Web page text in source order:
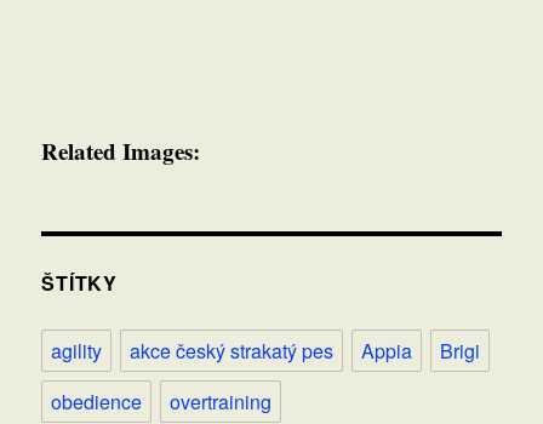
Related Images:
ŠTÍTKY
agility akce český strakatý pes Appia
Brigi
obedience
overtraining